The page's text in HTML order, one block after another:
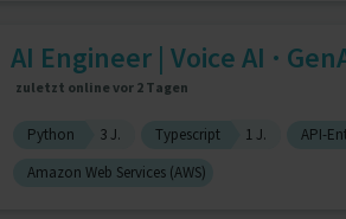
AI Engineer | Voice AI ·
zuletzt online vor 2 Tagen
Python 3 J. Typescript 1 J. API-
Amazon Web Services (AWS)